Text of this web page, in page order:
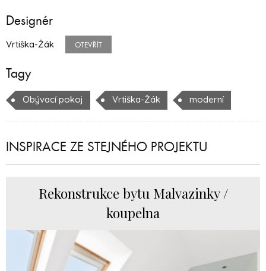
Designér
Vrtiška-Žák OTEVŘÍT
Tagy
Obývací pokoj Vrtiška-Žák moderní
INSPIRACE ZE STEJNÉHO PROJEKTU
Rekonstrukce bytu Malvazinky /
koupelna